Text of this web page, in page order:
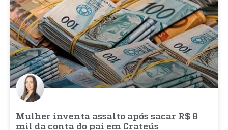
Mulher inventa assalto após sacar R$ 8
mil da conta do pai em Crateús